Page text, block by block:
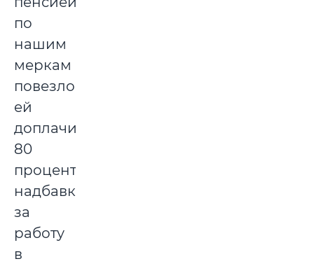
по
нашим
меркам
повезло:
ей
доплачивают
80
процентов
надбавки
за
работу
в